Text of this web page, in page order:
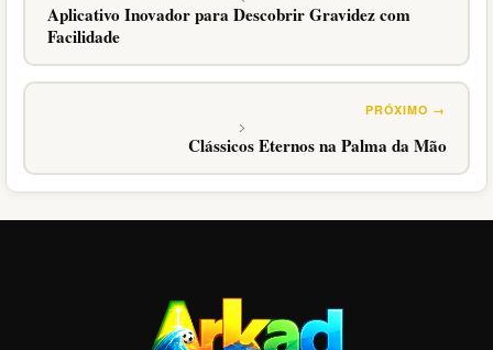
Aplicativo Inovador para Descobrir Gravidez com
Facilidade
Clássicos Eternos na Palma da Mão